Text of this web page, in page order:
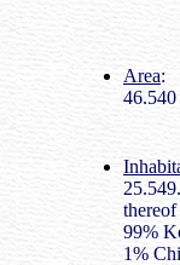
Area:
46.540
thereof
99%
1%